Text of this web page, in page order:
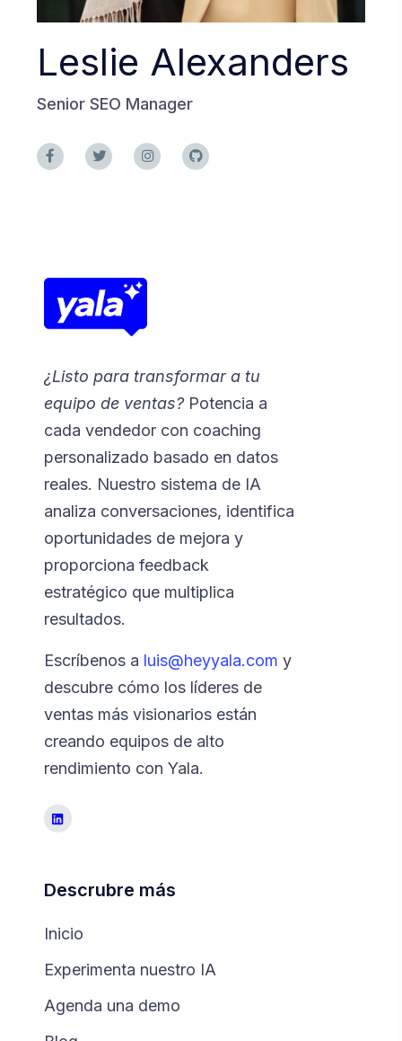
Leslie Alexanders
Senior SEO Manager
¿Listo para transformar a tu
equipo de ventas? Potencia a
cada vendedor con coaching
personalizado basado en datos
reales. Nuestro sistema de IA
analiza conversaciones, identifica
oportunidades de mejora y
proporciona feedback
estratégico que multiplica
resultados.
Escríbenos a luis@heyyala.com y
descubre cómo los líderes de
ventas más visionarios están
creando equipos de alto
rendimiento con Yala.
Descrubre más
Inicio
Experimenta nuestro IA
Agenda una demo